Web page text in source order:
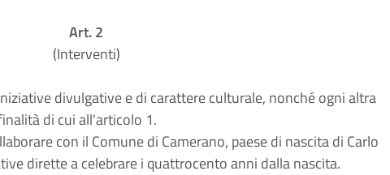
Art. 2
(Interventi)
divulgative e di carattere culturale, nonché ogni altra
di cui all'articolo 1.
con il Comune di Camerano, paese di nascita di Carlo
dirette a celebrare i quattrocento anni dalla nascita.